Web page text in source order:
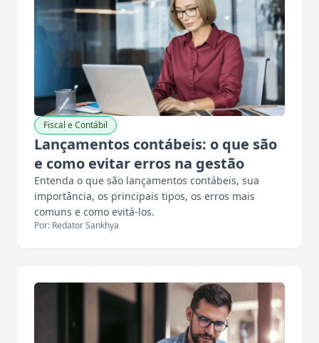
Fiscal e Contábil
Lançamentos contábeis: o que são
e como evitar erros na gestão
Entenda o que são lançamentos contábeis, sua
importância, os principais tipos, os erros mais
comuns e como evitá-los.
Por: Redator Sankhya